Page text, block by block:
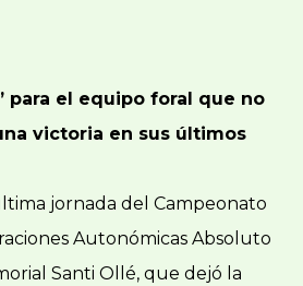
para el equipo foral que no
victoria en sus últimos
jornada del Campeonato
Autonómicas Absoluto
Santi Ollé, que dejó la